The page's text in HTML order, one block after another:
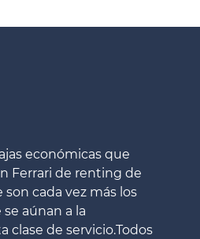
económicas que
Ferrari de renting de
cada vez más los
aúnan a la
clase de servicio.Todos